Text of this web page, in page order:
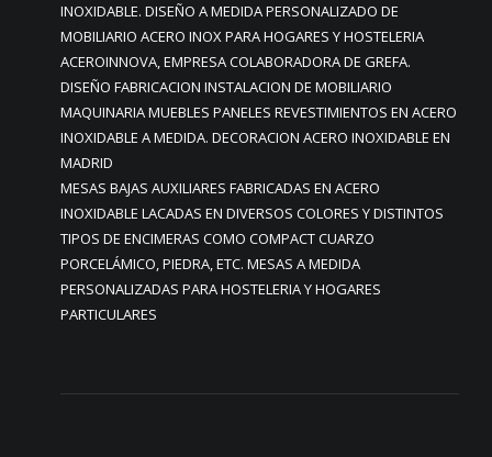
INOXIDABLE. DISEÑO A MEDIDA PERSONALIZADO DE
MOBILIARIO ACERO INOX PARA HOGARES Y HOSTELERIA
ACEROINNOVA, EMPRESA COLABORADORA DE GREFA.
DISEÑO FABRICACION INSTALACION DE MOBILIARIO
MAQUINARIA MUEBLES PANELES REVESTIMIENTOS EN ACERO
INOXIDABLE A MEDIDA. DECORACION ACERO INOXIDABLE EN
MADRID
MESAS BAJAS AUXILIARES FABRICADAS EN ACERO
INOXIDABLE LACADAS EN DIVERSOS COLORES Y DISTINTOS
TIPOS DE ENCIMERAS COMO COMPACT CUARZO
PORCELÁMICO, PIEDRA, ETC. MESAS A MEDIDA
PERSONALIZADAS PARA HOSTELERIA Y HOGARES
PARTICULARES